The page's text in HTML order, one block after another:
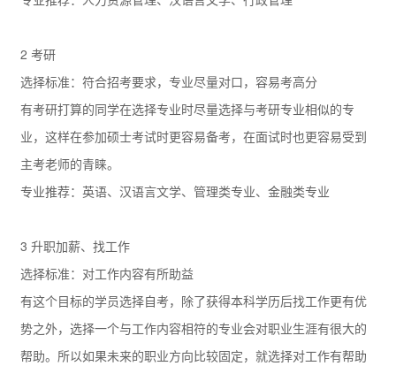
2 考研
选择标准：符合招考要求，专业尽量对口，容易考高分
有考研打算的同学在选择专业时尽量选择与考研专业相似的专
业，这样在参加硕士考试时更容易备考，在面试时也更容易受到
主考老师的青睐。
专业推荐：英语、汉语言文学、管理类专业、金融类专业
3 升职加薪、找工作
选择标准：对工作内容有所助益
有这个目标的学员选择自考，除了获得本科学历后找工作更有优
势之外，选择一个与工作内容相符的专业会对职业生涯有很大的
帮助。所以如果未来的职业方向比较固定，就选择对工作有帮助